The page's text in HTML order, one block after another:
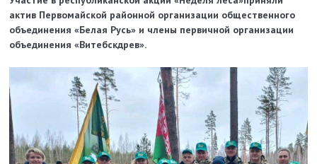
актив Первомайской районной организации общественного
объединения «Белая Русь» и члены первичной организации
объединения «Витебскдрев».